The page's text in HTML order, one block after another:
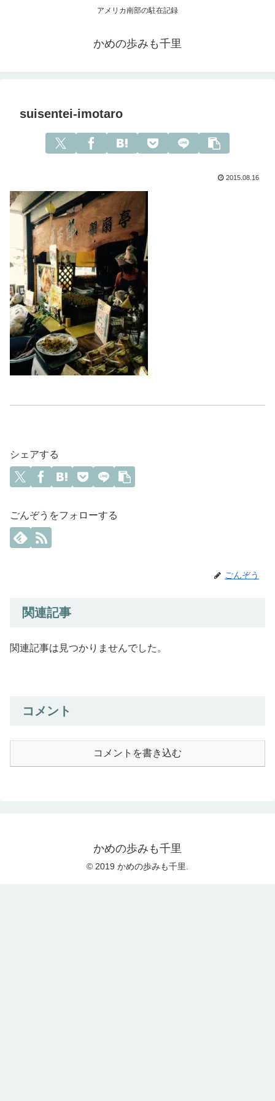
アメリカ南部の駐在記録
かめの歩みも千里
suisentei-imotaro
2015.08.16
シェアする
ごんぞうをフォローする
ごんぞう
関連記事
関連記事は見つかりませんでした。
コメント
コメントを書き込む
かめの歩みも千里
© 2019 かめの歩みも千里.